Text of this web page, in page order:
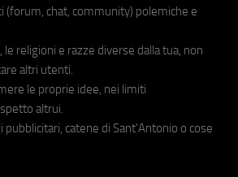
(forum, chat, community) polemiche e
le religioni e razze diverse dalla tua, non
altri utenti.
le proprie idee, nei limiti
altrui.
pubblicitari, catene di Sant'Antonio o cose